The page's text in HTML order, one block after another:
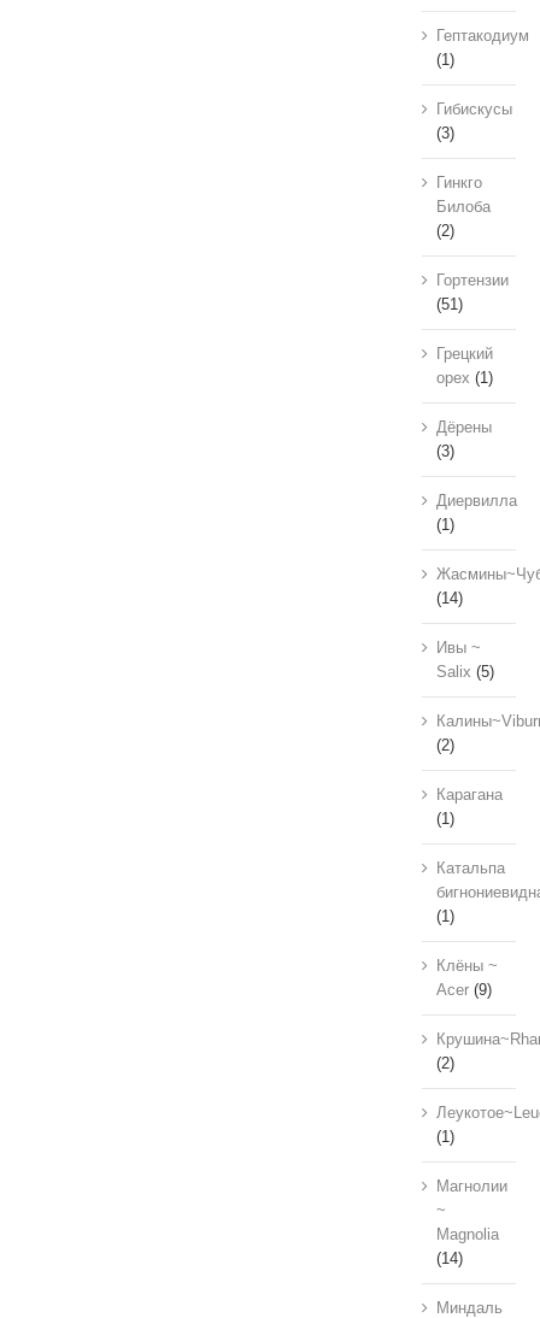
Гептакодиум
(1)
Гибискусы
(3)
Гинкго
Билоба
(2)
Гортензии
(51)
Грецкий
орех (1)
Дёрены
(3)
Диервилла
(1)
(14)
Ивы ~
Salix (5)
(2)
Карагана
(1)
Катальпа
(1)
Клёны ~
Acer (9)
(2)
(1)
Магнолии
~
Magnolia
(14)
Миндаль